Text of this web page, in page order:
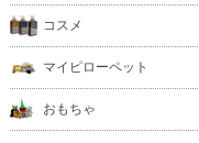
コスメ
マイピローペット
おもちゃ